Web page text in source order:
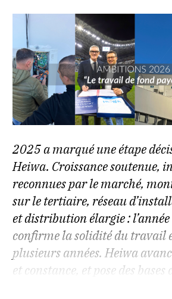
2025 a marqué une étape
Heiwa. Croissance soutenue,
reconnues par le marché,
sur le tertiaire, réseau
et distribution élargie : l’année
confirme la solidité du travail
plusieurs années. Heiwa
et constance, et pose des bases